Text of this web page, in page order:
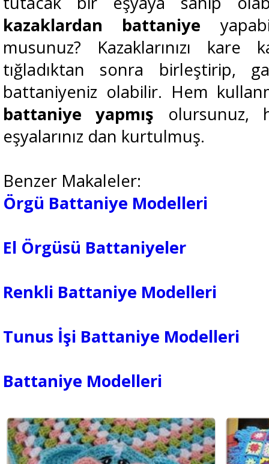
kazaklardan battaniye
musunuz? Kazaklarınızı kare
tığladıktan sonra birleştirip,
battaniyeniz olabilir. Hem
battaniye yapmış olursunuz,
eşyalarınız dan kurtulmuş.
Benzer Makaleler:
Örgü Battaniye Modelleri
El Örgüsü Battaniyeler
Renkli Battaniye Modelleri
Tunus İşi Battaniye Modelleri
Battaniye Modelleri